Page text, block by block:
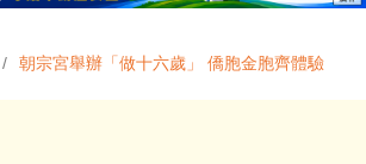
朝宗宮舉辦「做十六歲」 僑胞金胞齊體驗